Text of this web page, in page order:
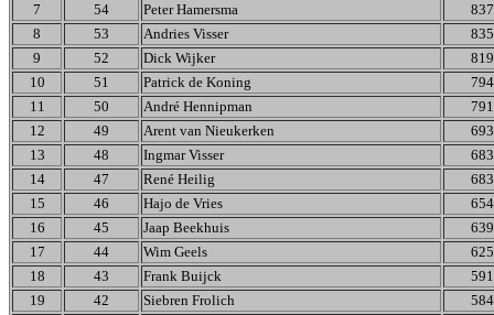
7
54 Peter Hamersma
8
53 Andries Visser
9
52 Dick Wijker
10
51 Patrick de Koning
11
50 André Hennipman
12
49 Arent van Nieukerken
13
48 Ingmar Visser
14
47 René Heilig
15
46 Hajo de Vries
16
45 Jaap Beekhuis
17
44 Wim Geels
18
43 Frank Buijck
19
42 Siebren Frolich